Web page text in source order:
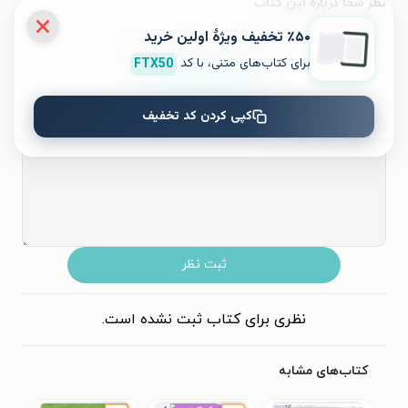
نظر شما دربارهٔ این کتاب
به این کتاب چه امتیازی می‌دهید؟
ثبت نظر
نظری برای کتاب ثبت نشده است.
کتاب‌های مشابه
٪۵۰ تخفیف ویژۀ اولین خرید
برای کتاب‌های متنی، با کد FTX50
کپی کردن کد تخفیف